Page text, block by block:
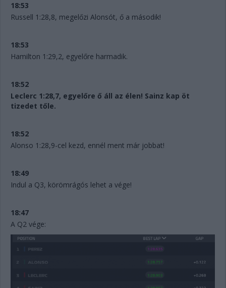
18:53
Russell 1:28,8, megelőzi Alonsót, ő a második!
18:53
Hamilton 1:29,2, egyelőre harmadik.
18:52
Leclerc 1:28,7, egyelőre ő áll az élen! Sainz kap öt
tizedet tőle.
18:52
Alonso 1:28,9-cel kezd, ennél ment már jobbat!
18:49
Indul a Q3, körömrágós lehet a vége!
18:47
A Q2 vége: